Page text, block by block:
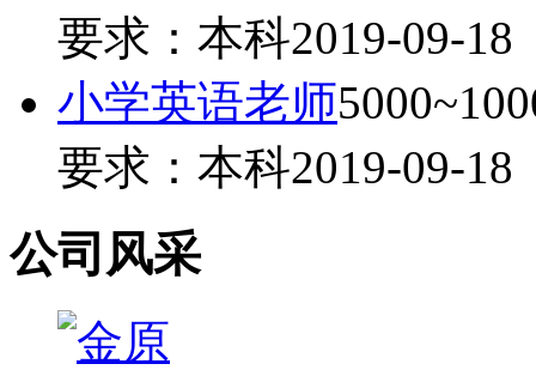
要求：本科2019-09-18
小学英语老师
要求：本科2019-09-18
公司风采